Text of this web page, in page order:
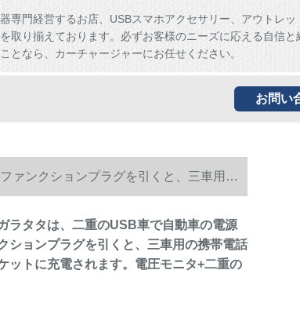
専門経営するお店、USBスマホアクセサリー、アウトレッ
取り揃えております。必ずお客様のニーズに応える自信と
となら、カーチャージャーにお任せください。
お問い
ァンクションプラグを引くと、三車用の
れます。
ラタタは、二重のUSB車で自動車の電源
ションプラグを引くと、三車用の携帯電話
ットに充電されます。電圧モニタ+二重の